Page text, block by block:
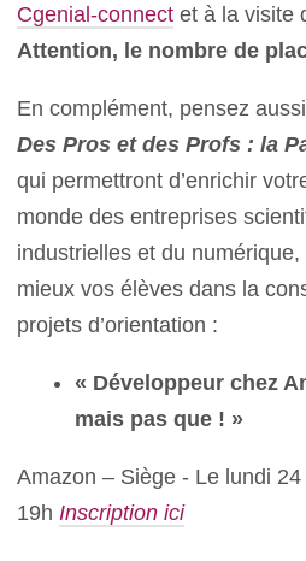
Cgenial-connect et à la visite
Attention, le nombre de
En complément, pensez
Des Pros et des Profs : la
qui permettront d’enrichir
monde des entreprises
industrielles et du
mieux vos élèves dans la
projets d’orientation :
« Développeur chez
mais pas que ! »
Amazon – Siège - Le lundi
19h Inscription ici